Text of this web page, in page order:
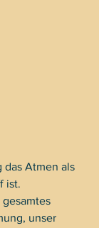
Atmen als
ist.
unser